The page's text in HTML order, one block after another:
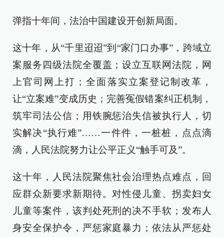
弹指十年间，法治中国建设开创新局面。
这十年，从“千里迢迢”到“家门口办事”，跨域立
案服务四级法院全覆盖；设立互联网法院，网
上官司网上打；全面落实立案登记制改革，
让“立案难”变成历史；完善冤假错案纠正机制，
筑牢司法公信；用铁腕惩治失信被执行人，切
实解决“执行难”……一件件，一桩桩，点点滴
滴，人民法院努力让公平正义“触手可及”。
这十年，人民法院聚焦社会治理热点难点，回
应群众新要求新期待。对性侵儿童、拐卖妇女
儿童等案件，该判处死刑的决不手软；发布人
身安全保护令，严惩家庭暴力；依法从严惩处